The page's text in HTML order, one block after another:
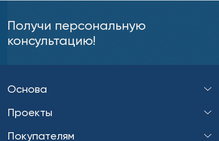
Получи персональную
консультацию!
Основа
Проекты
Покупателям